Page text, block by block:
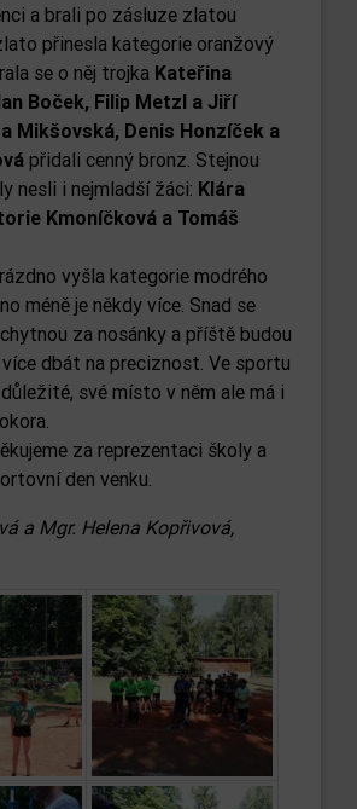
a brali po zásluze zlatou
přinesla kategorie oranžový
se o něj trojka Kateřina
Boček, Filip Metzl a Jiří
Mikšovská, Denis Honzíček a
přidali cenný bronz. Stejnou
nesli i nejmladší žáci: Klára
Kmoníčková a Tomáš
vyšla kategorie modrého
méně je někdy více. Snad se
za nosánky a příště budou
dbát na preciznost. Ve sportu
své místo v něm ale má i
za reprezentaci školy a
den venku.
a Mgr. Helena Kopřivová,